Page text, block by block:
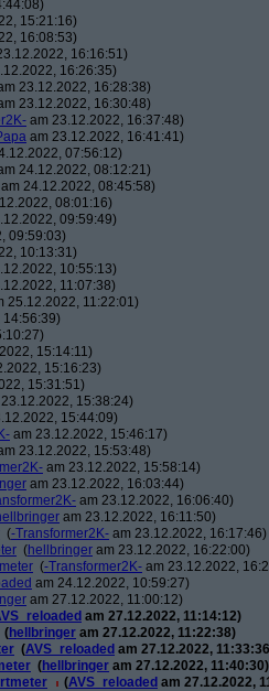
15:21:16)
16:08:53)
16:16:51)
16:26:35)
23.12.2022, 16:28:38)
23.12.2022, 16:30:48)
am 23.12.2022, 16:37:48)
am 23.12.2022, 16:41:41)
07:56:12)
24.12.2022, 08:12:21)
am 24.12.2022, 08:45:58)
08:01:16)
09:59:49)
09:59:03)
10:13:31)
10:55:13)
11:07:38)
25.12.2022, 11:22:01)
15:14:11)
15:16:23)
15:31:51)
15:38:24)
15:44:09)
am 23.12.2022, 15:46:17)
23.12.2022, 15:53:48)
am 23.12.2022, 15:58:14)
am 23.12.2022, 16:03:44)
am 23.12.2022, 16:06:40)
am 23.12.2022, 16:11:50)
(-Transformer2K- am 23.12.2022, 16:17:46)
(hellbringer am 23.12.2022, 16:22:00)
(-Transformer2K- am 23.12.2022,
am 24.12.2022, 10:59:27)
am 27.12.2022, 11:00:12)
am 27.12.2022, 11:14:12)
(hellbringer am 27.12.2022, 11:22:38)
(AVS_reloaded am 27.12.2022,
(hellbringer am 27.12.2022, 11:40:30)
(AVS_reloaded am 27.12.2022,